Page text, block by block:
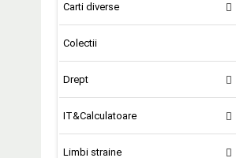
Carti diverse
Colectii
Drept
IT&Calculatoare
Limbi straine